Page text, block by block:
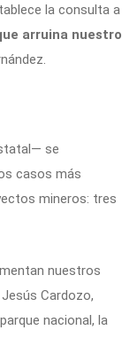
la consulta a
arruina nuestro
se
casos más
mineros: tres
nuestros
Cardozo,
nacional, la